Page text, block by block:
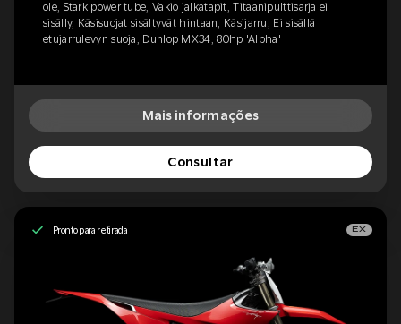
ole, Stark power tube, Vakio jalkatapit, Titaanipulttisarja ei
sisälly, Käsisuojat sisältyvät hintaan, Käsijarru, Ei sisällä
etujarrulevyn suoja, Dunlop MX34, 80hp 'Alpha'
Mais informações
Consultar
Pronto para retirada EX